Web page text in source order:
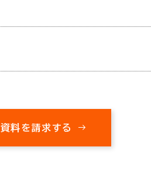
料を請求する